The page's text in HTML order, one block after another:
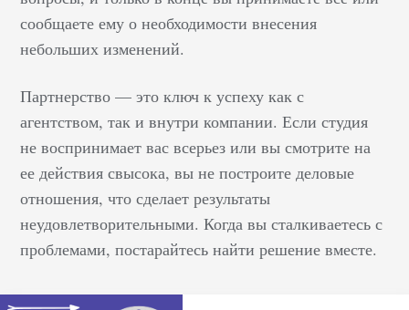
сообщаете ему о необходимости внесения
небольших изменений.
Партнерство — это ключ к успеху как с
агентством, так и внутри компании. Если студия
не воспринимает вас всерьез или вы смотрите на
ее действия свысока, вы не построите деловые
отношения, что сделает результаты
неудовлетворительными. Когда вы сталкиваетесь с
проблемами, постарайтесь найти решение вместе.